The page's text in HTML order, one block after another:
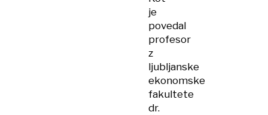
je
povedal
profesor
z
ljubljanske
ekonomske
fakultete
dr.